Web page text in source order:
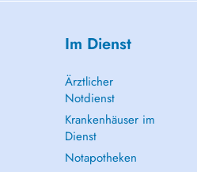
Im Dienst
Ärztlicher
Notdienst
Krankenhäuser im
Dienst
Notapotheken